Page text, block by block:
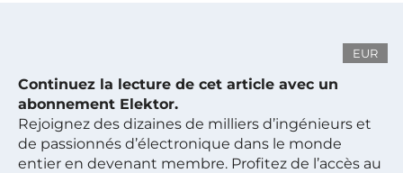
EUR
Continuez la lecture de cet article avec un
abonnement Elektor.
Rejoignez des dizaines de milliers d’ingénieurs et
de passionnés d’électronique dans le monde
entier en devenant membre. Profitez de l’accès au